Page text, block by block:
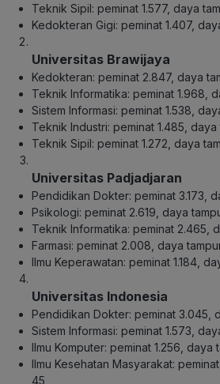
Teknik Sipil: peminat 1.577, daya
Kedokteran Gigi: peminat 1.407,
Universitas Brawijaya
Kedokteran: peminat 2.847, daya
Teknik Informatika: peminat 1.968,
Sistem Informasi: peminat 1.538,
Teknik Industri: peminat 1.485,
Teknik Sipil: peminat 1.272, daya
Universitas Padjadjaran
Pendidikan Dokter: peminat 3.173,
Psikologi: peminat 2.619, daya
Teknik Informatika: peminat 2.465,
Farmasi: peminat 2.008, daya
Ilmu Keperawatan: peminat 1.184,
Universitas Indonesia
Pendidikan Dokter: peminat 3.045,
Sistem Informasi: peminat 1.573,
Ilmu Komputer: peminat 1.256, daya
Ilmu Kesehatan Masyarakat:
45